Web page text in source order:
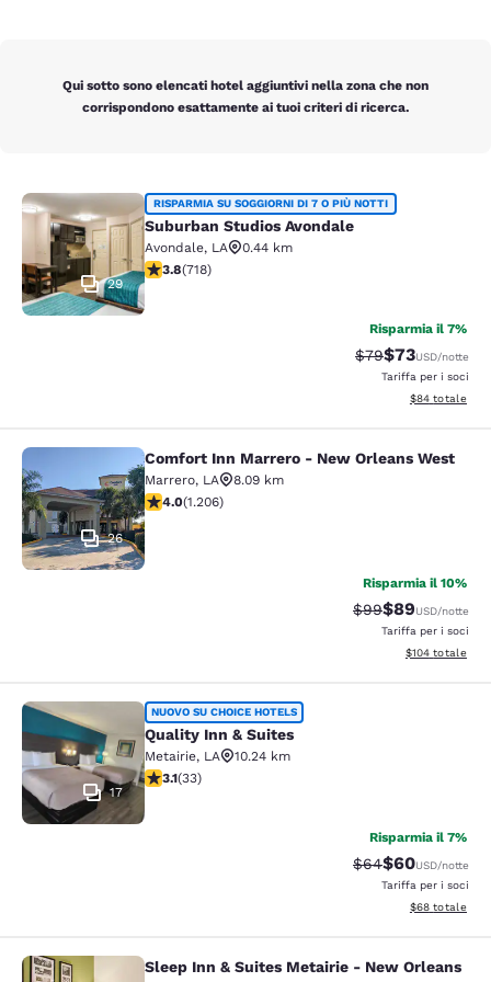
Qui sotto sono elencati hotel aggiuntivi nella zona che non
corrispondono esattamente ai tuoi criteri di ricerca.
Suburban Studios Avondale
29
RISPARMIA SU SOGGIORNI DI 7 O PIÙ NOTTI
Suburban Studios Avondale
Avondale, LA
0.44 km
Valutazione di 3.81 stelle. Buono. 718 recensioni
3.8(718)
Risparmia il 7%
Tariffa di
$79Tariffa
$73USD/notte
Tariffa per i soci
Visualizza i
$84 totale
Comfort Inn Marrero - New Orleans
26
Comfort Inn Marrero - New Orleans West
Marrero, LA
8.09 km
Valutazione di 4.03 stelle. Molto buono. 1206
4.0(1.206)
Risparmia il 10%
Tariffa di
$99Tariffa
$89USD/notte
Tariffa per i soci
Visualizza i
$104 totale
Quality Inn & Suites
17
NUOVO SU CHOICE HOTELS
Quality Inn & Suites
Metairie, LA
10.24 km
Valutazione di 3.12 stelle. Buono. 33 recensioni
3.1(33)
Risparmia il 7%
Tariffa di
$64Tariffa
$60USD/notte
Tariffa per i soci
Visualizza i
$68 totale
Sleep Inn & Suites Metairie - New
Sleep Inn & Suites Metairie - New Orleans